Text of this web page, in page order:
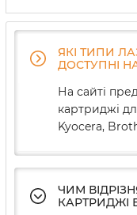
ЯКІ ТИПИ
ДОСТУПНІ
На сайті
картриджі
Kyocera,
ЧИМ
КАРТРИДЖІ